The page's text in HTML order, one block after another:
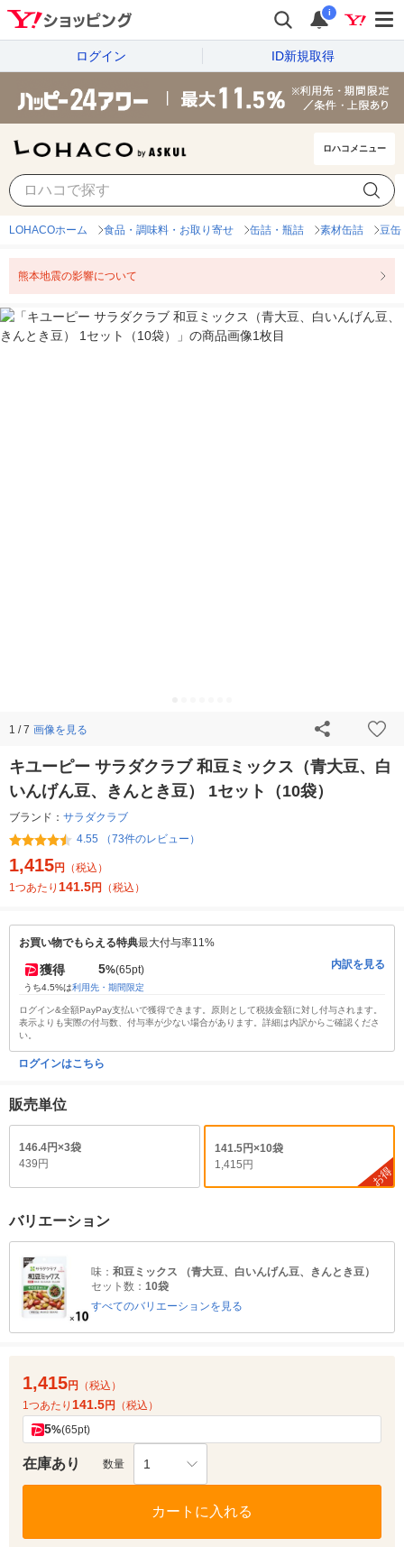
i
ログイン ID新規取得
ロハコメニュー
LOHACOホーム 食品・調味料・お取り寄せ 缶詰・瓶詰 素材缶詰 豆缶
熊本地震の影響について
1 / 7 画像を見る
キユーピー サラダクラブ 和豆ミックス（青大豆、白
いんげん豆、きんとき豆） 1セット（10袋）
ブランド： サラダクラブ
4.55 （73件のレビュー）
1,415円
（税込）
1つあたり 141.5円 （税込）
お買い物でもらえる特典最大付与率11%
獲得 5%(65pt)
うち4.5%は利用先・期間限定
内訳を見る
ログイン&全額PayPay支払いで獲得できます。原則として税抜金額に対し付与されます。
表示よりも実際の付与数、付与率が少ない場合があります。詳細は内訳からご確認くださ
い。
ログインはこちら
販売単位
146.4円×3袋
439円
141.5円×10袋
1,415円
お得
バリエーション
味： 和豆ミックス （青大豆、白いんげん豆、きんとき豆）
セット数： 10袋
すべてのバリエーションを見る
1,415円
（税込）
1つあたり 141.5円 （税込）
5%(65pt)
在庫あり 数量 1
カートに入れる